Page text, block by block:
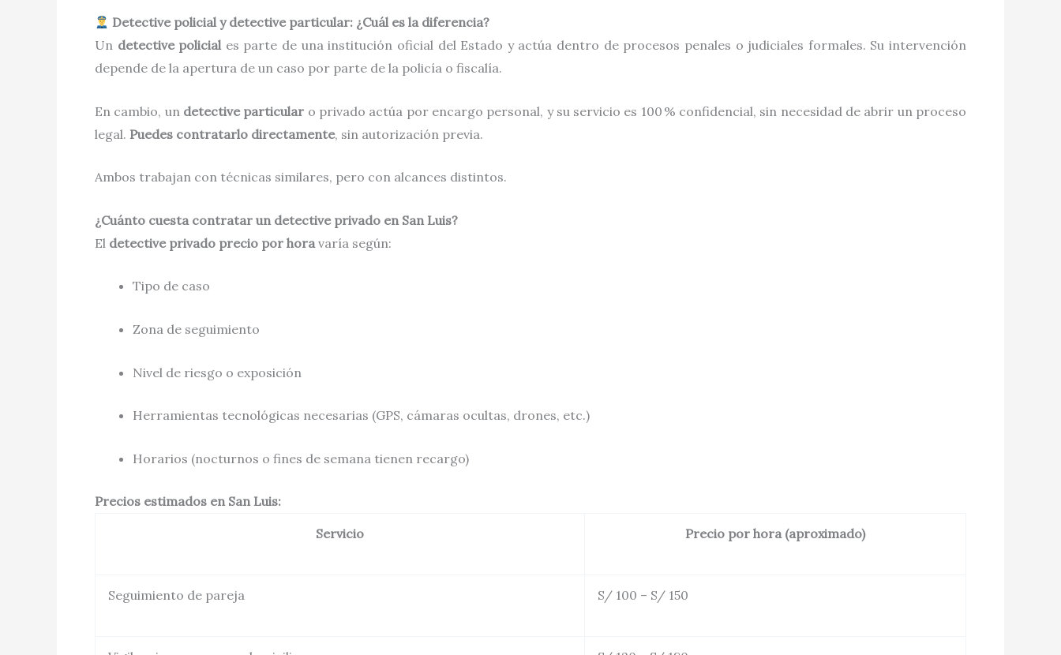
Detective policial y detective particular: ¿Cuál es la diferencia?
Un detective policiales parte de una institución oficial del Estado y actúa dentro de procesos penales o judiciales formales. Su intervención
depende de la apertura de un caso por parte de la policía o fiscalía.
En cambio, un detective particular o privado actúa por encargo personal, y su servicio es 100 % confidencial, sin necesidad de abrir un proceso
legal. Puedes contratarlo directamente, sin autorización previa.
Ambos trabajan con técnicas similares, pero con alcances distintos.
¿Cuánto cuesta contratar un detective privado en San Luis?
El detective privado precio por hora varía según:
Tipo de caso
Zona de seguimiento
Nivel de riesgo o exposición
Herramientas tecnológicas necesarias (GPS, cámaras ocultas, drones, etc.)
Horarios (nocturnos o fines de semana tienen recargo)
Precios estimados en San Luis:
Servicio Precio por hora (aproximado)
Seguimiento de pareja S/ 100 – S/ 150